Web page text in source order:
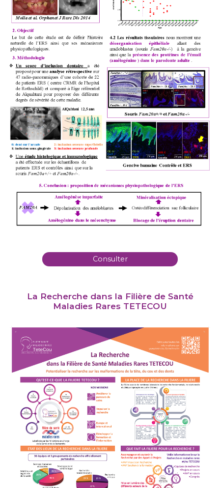
Consulter
La Recherche dans la Filière de Santé
Maladies Rares TETECOU